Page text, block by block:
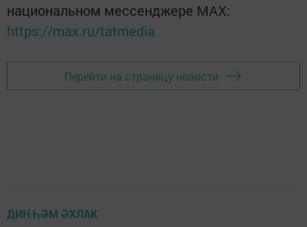
национальном мессенджере MАХ:
https://max.ru/tatmedia
Перейти на страницу новости
ДИН ҺӘМ ӘХЛАК